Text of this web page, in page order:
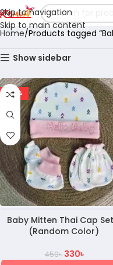
Skip to navigation
Skip to main content
Home Products tagged
Show sidebar
-27%
Baby Mitten Thai Cap
(Random Color)
450৳ 330৳